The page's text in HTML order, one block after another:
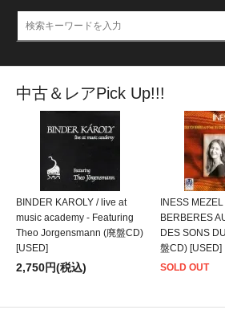
中古＆レアPick Up!!!
BINDER KAROLY / live at
music academy - Featuring
Theo Jorgensmann (廃盤CD)
[USED]
2,750円(税込)
INESS
BERBERES
DES SONS
盤CD) [USED]
SOLD OUT